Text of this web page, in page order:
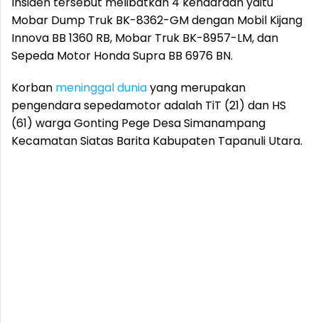
Mobar Dump Truk BK-8362-GM dengan Mobil Kijang
Innova BB 1360 RB, Mobar Truk BK-8957-LM, dan
Sepeda Motor Honda Supra BB 6976 BN.
Korban meninggal duniayang merupakan
pengendara sepedamotor adalah TiT (21) dan HS
(61) warga Gonting Pege Desa Simanampang
Kecamatan Siatas Barita Kabupaten Tapanuli Utara.